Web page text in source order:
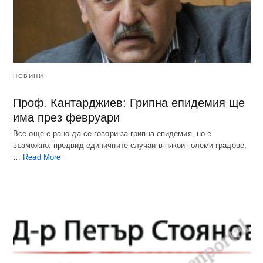
НОВИНИ
Проф. Кантарджиев: Грипна епидемия ще
има през февруари
Все още е рано да се говори за грипна епидемия, но е
възможно, предвид единичните случаи в някои големи градове,
… Read More